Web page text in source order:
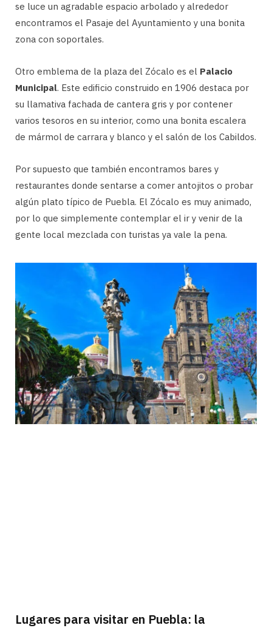
se luce un agradable espacio arbolado y alrededor
encontramos el Pasaje del Ayuntamiento y una bonita
zona con soportales.
Otro emblema de la plaza del Zócalo es el Palacio
Municipal. Este edificio construido en 1906 destaca por
su llamativa fachada de cantera gris y por contener
varios tesoros en su interior, como una bonita escalera
de mármol de carrara y blanco y el salón de los Cabildos.
Por supuesto que también encontramos bares y
restaurantes donde sentarse a comer antojitos o probar
algún plato típico de Puebla. El Zócalo es muy animado,
por lo que simplemente contemplar el ir y venir de la
gente local mezclada con turistas ya vale la pena.
Lugares para visitar en Puebla: la